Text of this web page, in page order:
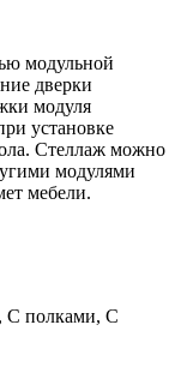
модульной
дверки
модуля
установке
Стеллаж можно
модулями
мебели.
С полками, С